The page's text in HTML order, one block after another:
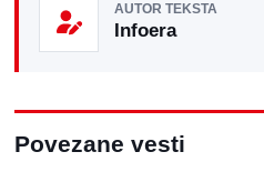
AUTOR TEKSTA
Infoera
Povezane vesti